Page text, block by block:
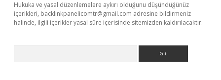
Hukuka ve yasal düzenlemelere aykırı olduğunu düşündüğünüz
içerikleri, backlinkpanelicomtr@gmail.com adresine bildirmeniz
halinde, ilgili içerikler yasal süre içerisinde sitemizden kaldırılacaktır.